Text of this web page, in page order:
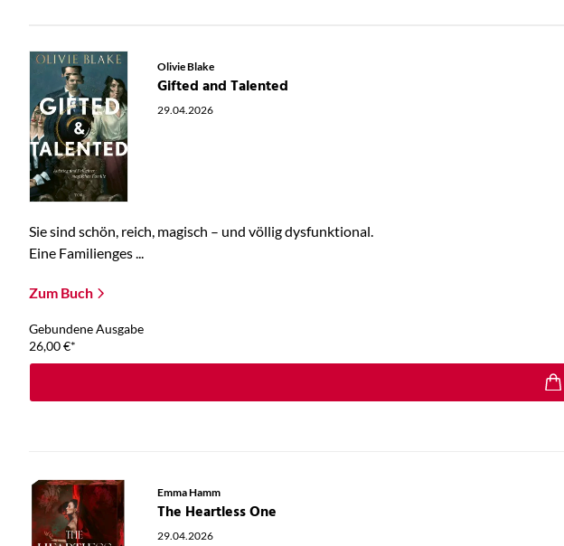
Olivie Blake
Gifted and Talented
29.04.2026
Sie sind schön, reich, magisch – und völlig dysfunktional.
Eine Familienges ...
Zum Buch
Gebundene Ausgabe
26,00€*
Emma Hamm
The Heartless One
29.04.2026